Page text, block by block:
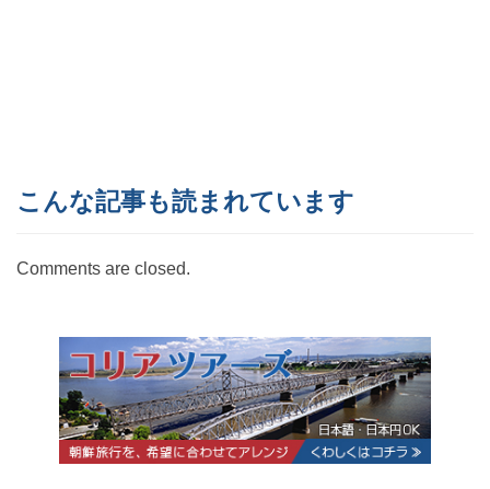
こんな記事も読まれています
Comments are closed.